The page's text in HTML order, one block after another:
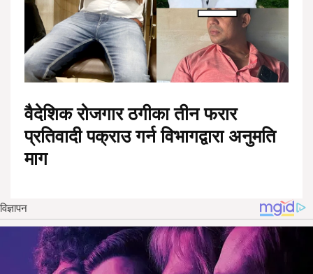
वैदेशिक रोजगार ठगीका तीन फरार
प्रतिवादी पक्राउ गर्न विभागद्वारा अनुमति
माग